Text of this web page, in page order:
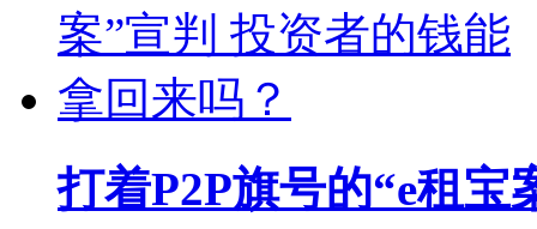
打着P2P旗号的“e租